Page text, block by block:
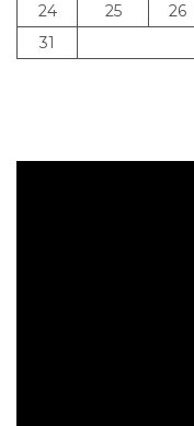
24
25 26
31